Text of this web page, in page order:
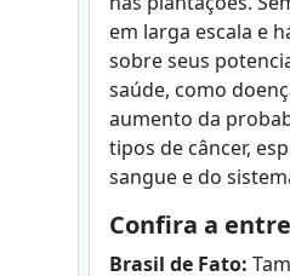
em larga escala e
sobre seus
saúde, como
aumento da
tipos de câncer,
sangue e do
Confira a
Brasil de Fato: